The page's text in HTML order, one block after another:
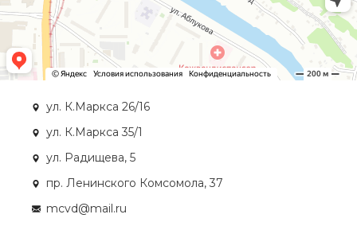
ул. К.Маркса 26/16
ул. К.Маркса 35/1
ул. Радищева, 5
пр. Ленинского Комсомола, 37
mcvd@mail.ru